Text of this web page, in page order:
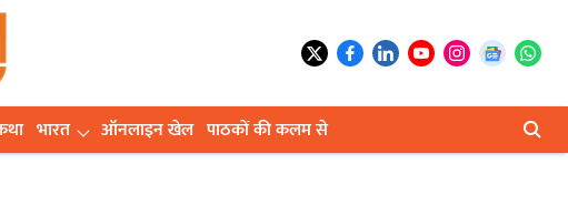
भारत ऑनलाइन खेल पाठकों की कलम से